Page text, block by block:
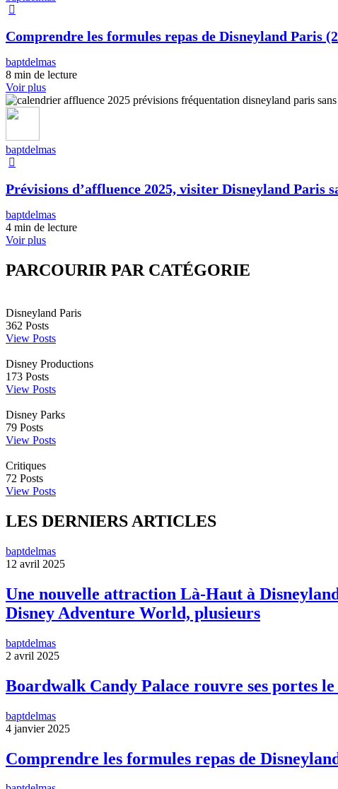
Comprendre les formules repas de Disneyland Paris
baptdelmas
8 min de lecture
Voir plus
baptdelmas
Prévisions d’affluence 2025, visiter Disneyland Paris
baptdelmas
4 min de lecture
Voir plus
PARCOURIR PAR CATÉGORIE
Disneyland Paris
362 Posts
View Posts
Disney Productions
173 Posts
View Posts
Disney Parks
79 Posts
View Posts
Critiques
72 Posts
View Posts
LES DERNIERS ARTICLES
baptdelmas
12 avril 2025
Une nouvelle attraction Là-Haut à
Disney Adventure World, plusieurs
baptdelmas
2 avril 2025
Boardwalk Candy Palace rouvre ses portes
baptdelmas
4 janvier 2025
Comprendre les formules repas de